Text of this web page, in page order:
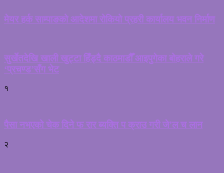
मेयर हर्क साम्पाङको आदेशमा रोकियो प्रहरी कार्यालय भवन निर्माण
सुर्खेतदेखि खाली खुट्टा हिँड्दै काठमाडौँ आइपुगेका बोहराले गरे
‘प्रचण्ड’सँग भेट
१
पैसा नभएको चेक दिने फ रार ब्यक्ति प क्राउ गरी जे’ल च लान
२